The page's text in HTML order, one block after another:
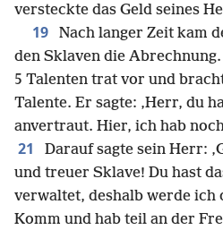
versteckte das Geld seines
19
Nach langer Zeit kam
den Sklaven die Abrechnung.
5 Talenten trat vor und
Talente. Er sagte: ‚Herr, du
anvertraut. Hier, ich hab
21
Darauf sagte sein Herr:
und treuer Sklave! Du hast
verwaltet, deshalb werde ich
Komm und hab teil an der